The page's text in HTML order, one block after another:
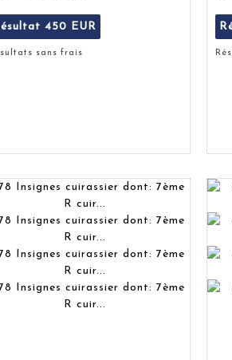
450 EUR
sans frais